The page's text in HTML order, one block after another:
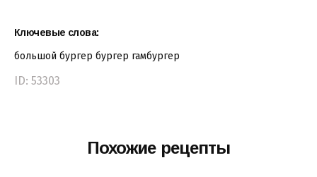
Ключевые слова:
большой бургер бургер гамбургер
ID: 53303
Похожие рецепты